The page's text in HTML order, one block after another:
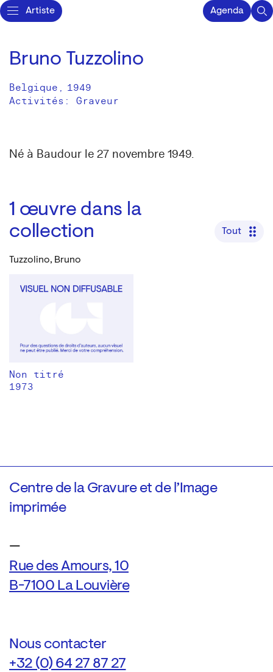
Artiste Agenda
Bruno Tuzzolino
Belgique , 1949
Activités: Graveur
Né à Baudour le 27 novembre 1949.
1 œuvre dans la
collection
Tout
Tuzzolino, Bruno
Non titré
1973
Centre de la Gravure et de l’Image
imprimée
—
Rue des Amours, 10
B-7100 La Louvière
Nous contacter
+32 (0) 64 27 87 27